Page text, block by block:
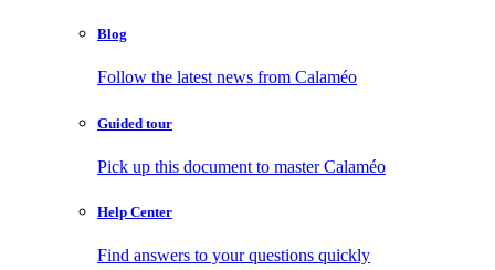
Blog
Follow the latest news from Calaméo
Guided tour
Pick up this document to master Calaméo
Help Center
Find answers to your questions quickly